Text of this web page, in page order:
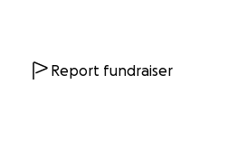
Report fundraiser